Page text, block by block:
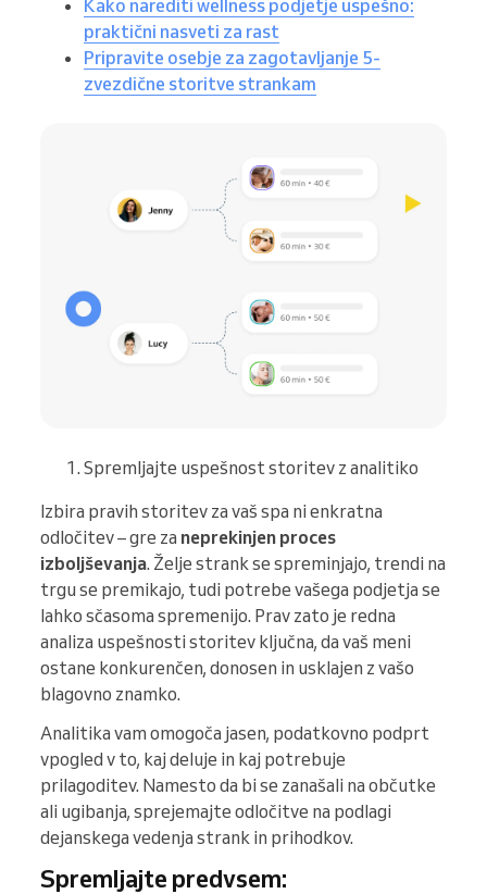
Kako narediti wellness podjetje uspešno:
praktični nasveti za rast
Pripravite osebje za zagotavljanje 5-
zvezdične storitve strankam
Spremljajte uspešnost storitev z analitiko
Izbira pravih storitev za vaš spa ni enkratna
odločitev – gre za neprekinjen proces
izboljševanja. Želje strank se spreminjajo, trendi na
trgu se premikajo, tudi potrebe vašega podjetja se
lahko sčasoma spremenijo. Prav zato je redna
analiza uspešnosti storitev ključna, da vaš meni
ostane konkurenčen, donosen in usklajen z vašo
blagovno znamko.
Analitika vam omogoča jasen, podatkovno podprt
vpogled v to, kaj deluje in kaj potrebuje
prilagoditev. Namesto da bi se zanašali na občutke
ali ugibanja, sprejemajte odločitve na podlagi
dejanskega vedenja strank in prihodkov.
Spremljajte predvsem: